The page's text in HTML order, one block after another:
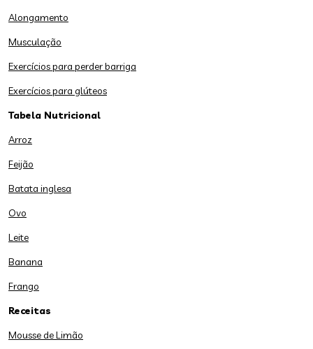
Alongamento
Musculação
Exercícios para perder barriga
Exercícios para glúteos
Tabela Nutricional
Arroz
Feijão
Batata inglesa
Ovo
Leite
Banana
Frango
Receitas
Mousse de Limão